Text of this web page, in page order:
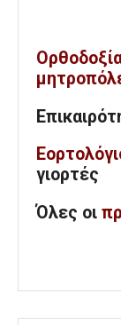
γιορτές
Όλες οι